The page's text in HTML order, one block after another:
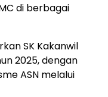
di berbagai
SK Kakanwil
2025, dengan
ASN melalui